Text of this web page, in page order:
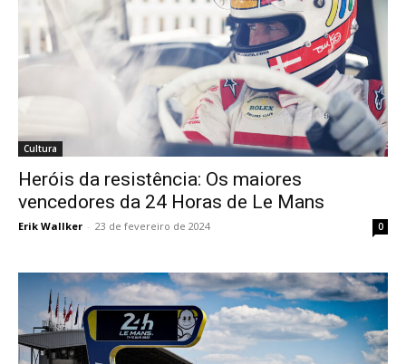
Cultura
Heróis da resistência: Os maiores
vencedores da 24 Horas de Le Mans
Erik Wallker - 23 de fevereiro de 2024 0